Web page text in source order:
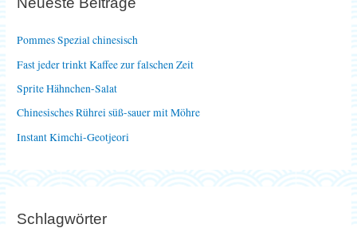
n
c
h
:
Pommes Spezial chinesisch
Fast jeder trinkt Kaffee zur falschen Zeit
Sprite Hähnchen-Salat
Chinesisches Rührei süß-sauer mit Möhre
Instant Kimchi-Geotjeori
Schlagwörter